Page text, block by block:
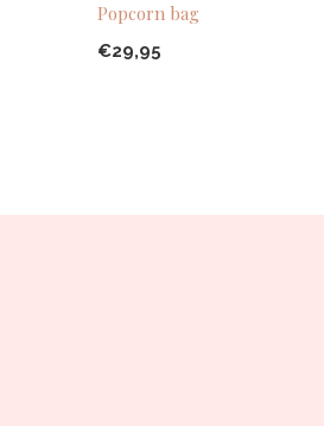
Popcorn bag
€29,95